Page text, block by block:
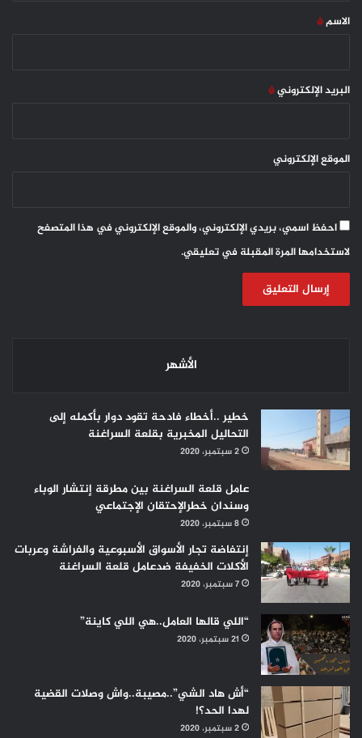
*
الاسم*
البريد الإلكتروني*
الموقع الإلكتروني
احفظ اسمي، بريدي الإلكتروني، والموقع الإلكتروني في هذا المتصفح
لاستخدامها المرة المقبلة في تعليقي.
الأشهر
خطير ..أخطاء فادحة تقود دوار بأكمله إلى
التحاليل المخبرية بقلعة السراغنة
2 سبتمبر، 2020
عامل قلعة السراغنة بين مطرقة إنتشار الوباء
وسندان خطرالإحتقان الإجتماعي
8 سبتمبر، 2020
إنتفاضة تجار الأسواق الأسبوعية والفراشة وعربات
الأكلات الخفيفة ضدعامل قلعة السراغنة
7 سبتمبر، 2020
“اللي قالها العامل..هي اللي كاينة”
21 سبتمبر، 2020
“أش هاد الشي”..مصيبة..واش وصلات القضية
لهدا الحد؟!
2 سبتمبر، 2020